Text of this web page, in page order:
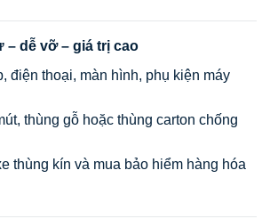
– dễ vỡ – giá trị cao
điện thoại, màn hình, phụ kiện máy
thùng gỗ hoặc thùng carton chống
thùng kín và mua bảo hiểm hàng hóa